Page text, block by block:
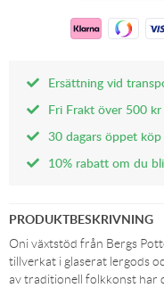
Ersättning vid
Fri Frakt över 500 kr
30 dagars öppet köp
10% rabatt om du
PRODUKTBESKRIVNING
Oni växtstöd från Bergs
tillverkat i glaserat lergods
av traditionell folkkonst har